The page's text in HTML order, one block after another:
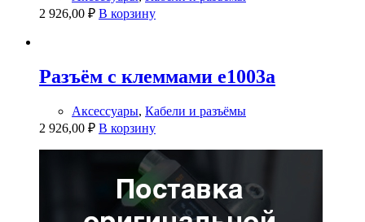
2 926,00 ₽ В корзину
Разъём с клеммами e1003a
Аксессуары, Кабели и разъёмы
2 926,00 ₽ В корзину